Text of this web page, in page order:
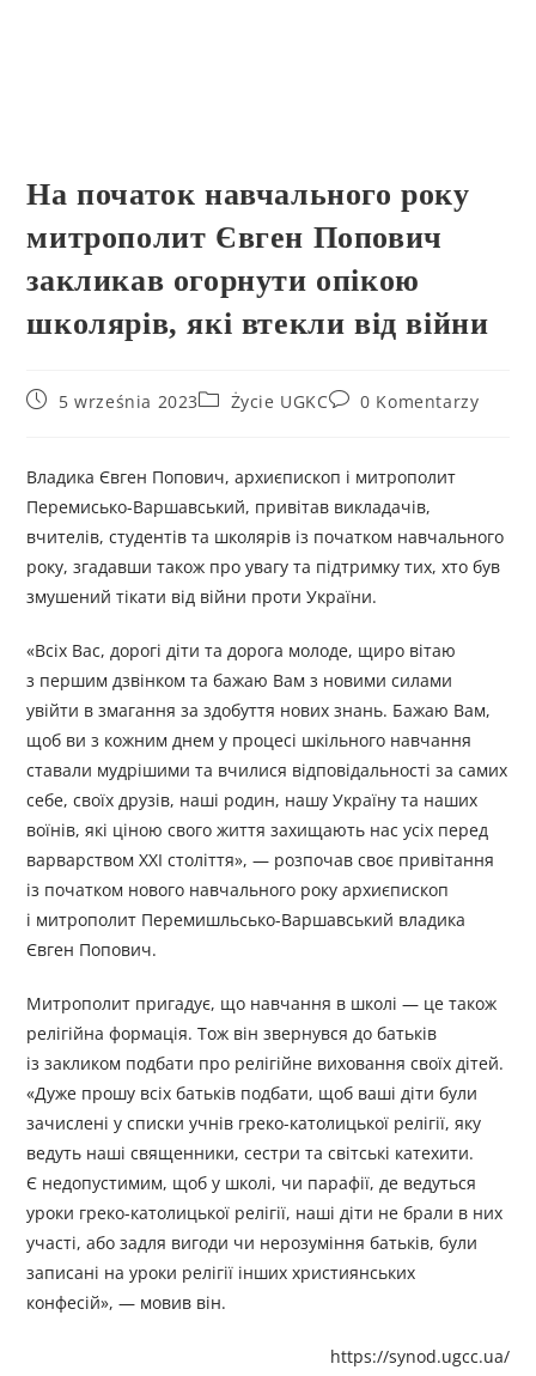
На початок навчального року
митрополит Євген Попович
закликав огорнути опікою
школярів, які втекли від війни
5 września 2023 Życie UGKC 0 Komentarzy
Владика Євген Попович, архиєпископ і митрополит
Перемисько-Варшавський, привітав викладачів,
вчителів, студентів та школярів із початком навчального
року, згадавши також про увагу та підтримку тих, хто був
змушений тікати від війни проти України.
«Всіх Вас, дорогі діти та дорога молоде, щиро вітаю
з першим дзвінком та бажаю Вам з новими силами
увійти в змагання за здобуття нових знань. Бажаю Вам,
щоб ви з кожним днем у процесі шкільного навчання
ставали мудрішими та вчилися відповідальності за самих
себе, своїх друзів, наші родин, нашу Україну та наших
воїнів, які ціною свого життя захищають нас усіх перед
варварством ХХІ століття», — розпочав своє привітання
із початком нового навчального року архиєпископ
і митрополит Перемишльсько-Варшавський владика
Євген Попович.
Митрополит пригадує, що навчання в школі — це також
релігійна формація. Тож він звернувся до батьків
із закликом подбати про релігійне виховання своїх дітей.
«Дуже прошу всіх батьків подбати, щоб ваші діти були
зачислені у списки учнів греко-католицької релігії, яку
ведуть наші священники, сестри та світські катехити.
Є недопустимим, щоб у школі, чи парафії, де ведуться
уроки греко-католицької релігії, наші діти не брали в них
участі, або задля вигоди чи нерозуміння батьків, були
записані на уроки релігії інших християнських
конфесій», — мовив він.
https://synod.ugcc.ua/